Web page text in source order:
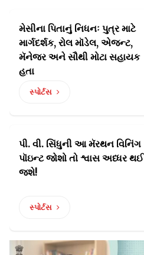
મેસીના પિતાનું નિધનઃ પુત્ર માટે
માર્ગદર્શક, રોલ મૉડેલ, એજન્ટ,
મૅનેજર અને સૌથી મોટા સહાયક
હતા
સ્પોર્ટસ
પી. વી. સિંધુની આ મૅરથન વિનિંગ
પૉઇન્ટજોશો તો શ્વાસ અધ્ધર થઈ
જશે!
સ્પોર્ટસ